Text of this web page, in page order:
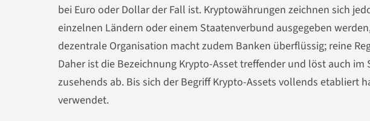
bei Euro oder Dollar der Fall ist. Kryptowährungen zeichnen sich
einzelnen Ländern oder einem Staatenverbund ausgegeben
dezentrale Organisation macht zudem Banken überflüssig; reine
Daher ist die Bezeichnung Krypto-Asset treffender und löst auch
zusehends ab. Bis sich der Begriff Krypto-Assets vollends etabliert
verwendet.